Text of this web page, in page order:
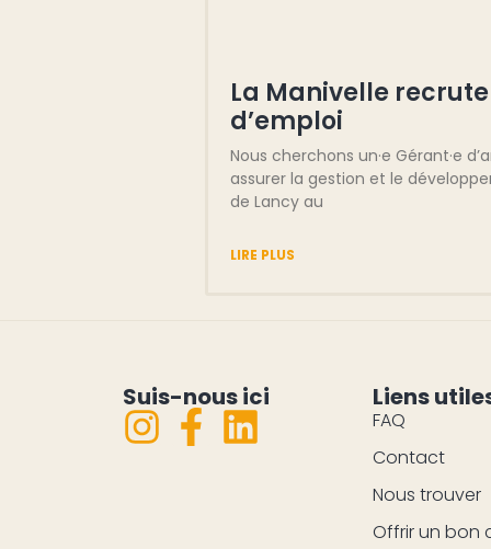
La Manivelle
d’emploi
Nous cherchons un·e Gérant·e
assurer la gestion et le
de Lancy au
LIRE PLUS
Suis-nous ici Liens
FAQ
Contact
Nous trouver
Offrir un bon